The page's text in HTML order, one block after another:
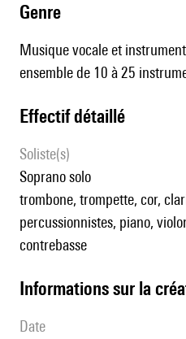
genre
Musique vocale et
ensemble de 10 à 25
effectif détaillé
Soliste(s)
soprano solo
trombone, trompette, cor,
percussionnistes, piano,
contrebasse
informations sur la
date